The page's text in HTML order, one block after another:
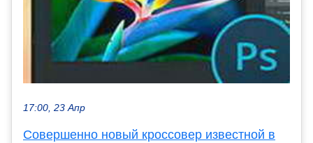
17:00, 23 Апр
Совершенно новый кроссовер известной в